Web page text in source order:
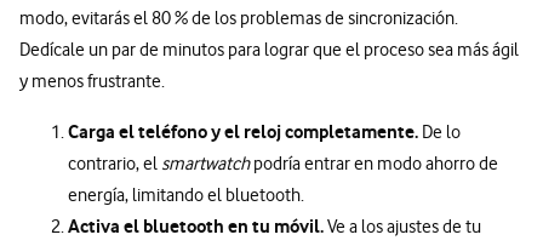
modo, evitarás el 80 % de los problemas de sincronización.
Dedícale un par de minutos para lograr que el proceso sea más ágil
y menos frustrante.
Carga el teléfono y el reloj completamente. De lo
contrario, el smartwatchpodría entrar en modo ahorro de
energía, limitando el bluetooth.
Activa el bluetooth en tu móvil.Ve a los ajustes de tu